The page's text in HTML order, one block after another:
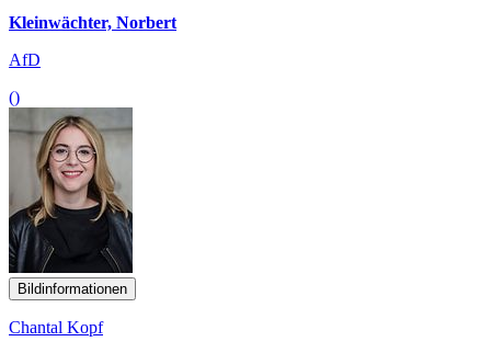
Kleinwächter, Norbert
AfD
()
Bildinformationen
Chantal Kopf